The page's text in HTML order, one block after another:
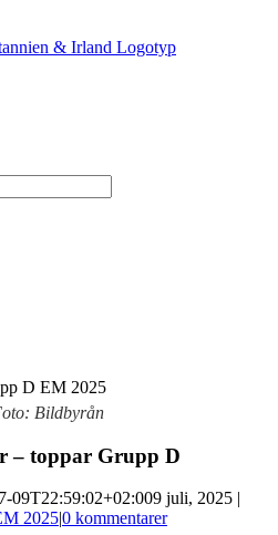
Bildbyrån
– toppar Grupp D
09T22:59:02+02:009 juli, 2025 |
2025|0 kommentarer